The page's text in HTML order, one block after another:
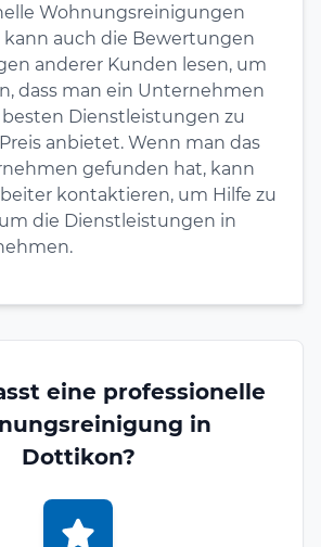
Wohnungsreinigungen
kann auch die Bewertungen
anderer Kunden lesen, um
dass man ein Unternehmen
besten Dienstleistungen zu
anbietet. Wenn man das
gefunden hat, kann
kontaktieren, um Hilfe zu
die Dienstleistungen in
eine professionelle
in
Dottikon?